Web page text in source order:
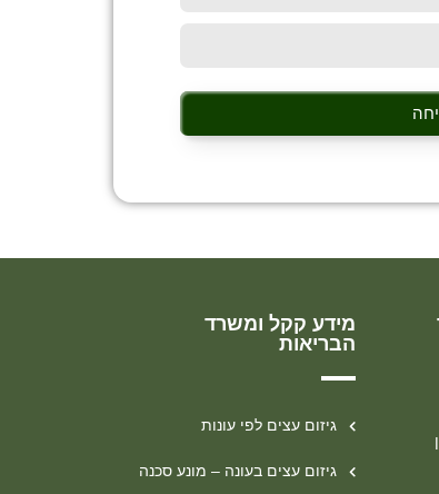
מידע קקל ומשרד
הבריאות
גיזום עצים לפי עונות
גיזום עצים בעונה – מונע סכנה